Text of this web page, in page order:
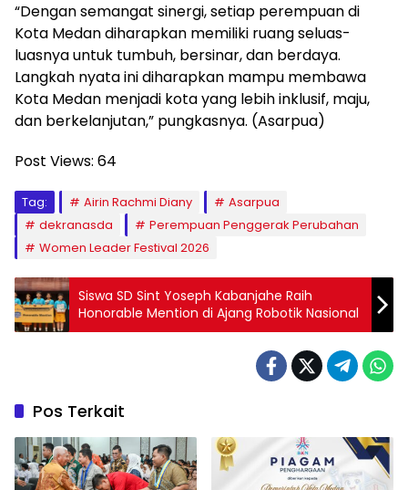
“Dengan semangat sinergi, setiap perempuan di
Kota Medan diharapkan memiliki ruang seluas-
luasnya untuk tumbuh, bersinar, dan berdaya.
Langkah nyata ini diharapkan mampu membawa
Kota Medan menjadi kota yang lebih inklusif, maju,
dan berkelanjutan,” pungkasnya. (Asarpua)
Post Views: 64
Tag: Airin Rachmi Diany
Asarpua
dekranasda
Perempuan Penggerak Perubahan
Women Leader Festival 2026
Siswa SD Sint Yoseph Kabanjahe Raih
Honorable Mention di Ajang Robotik Nasional
Pos Terkait